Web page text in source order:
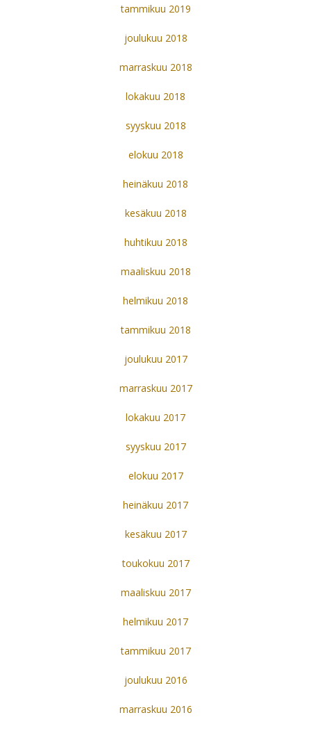
tammikuu 2019
joulukuu 2018
marraskuu 2018
lokakuu 2018
syyskuu 2018
elokuu 2018
heinäkuu 2018
kesäkuu 2018
huhtikuu 2018
maaliskuu 2018
helmikuu 2018
tammikuu 2018
joulukuu 2017
marraskuu 2017
lokakuu 2017
syyskuu 2017
elokuu 2017
heinäkuu 2017
kesäkuu 2017
toukokuu 2017
maaliskuu 2017
helmikuu 2017
tammikuu 2017
joulukuu 2016
marraskuu 2016